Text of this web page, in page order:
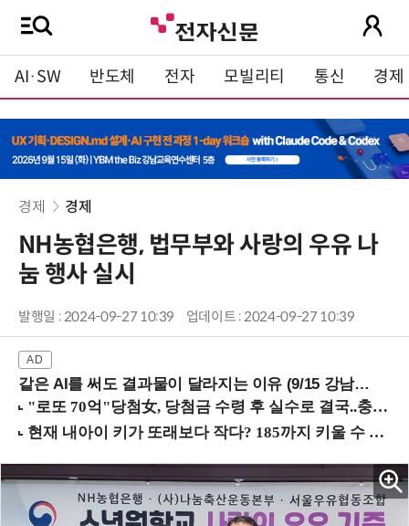
AI·SW 반도체 전자 모빌리티 통신 경제
경제 경제
NH농협은행, 법무부와 사랑의 우유 나
눔 행사 실시
발행일 : 2024-09-27 10:39 업데이트 : 2024-09-27 10:39
같은 AI를 써도 결과물이 달라지는 이유 (9/15 강남역)